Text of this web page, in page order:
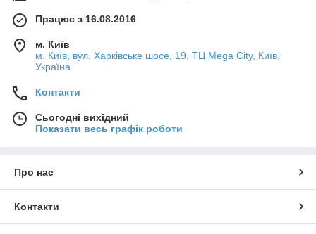
Працює з 16.08.2016
м. Київ
м. Київ, вул. Харківське шосе, 19. ТЦ Mega City, Київ,
Україна
Контакти
Сьогодні вихідний
Показати весь графік роботи
Про нас
Контакти